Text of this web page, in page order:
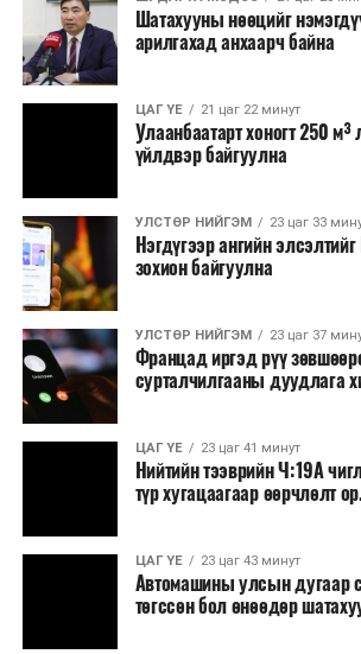
Шатахууны нөөцийг
арилгахад анхаарч байна
ЦАГ ҮЕ 21 цаг 22 минут
Улаанбаатарт хоногт 250
үйлдвэр байгуулна
УЛСТӨР НИЙГЭМ 23 цаг 33
Нэгдүгээр ангийн
зохион байгуулна
УЛСТӨР НИЙГЭМ 23 цаг 37
Францад иргэд рүү
сурталчилгааны дуудлага
ЦАГ ҮЕ 23 цаг 41 минут
Нийтийн тээврийн Ч:19А
түр хугацаагаар өөрчлөлт
ЦАГ ҮЕ 23 цаг 43 минут
Автомашины улсын дугаар
төгссөн бол өнөөдөр